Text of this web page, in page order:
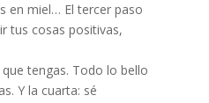
en miel… El tercer paso
tus cosas positivas,
tengas. Todo lo bello
Y la cuarta: sé